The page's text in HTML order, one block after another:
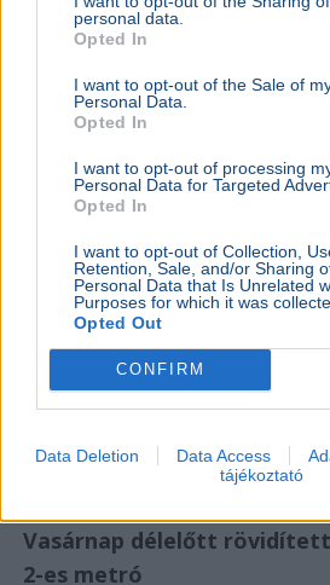
personal data.
Opted In
I want to opt-out of the Sale of
Personal Data.
Opted In
I want to opt-out of processing
Personal Data for Targeted
Opted In
I want to opt-out of Collection,
Retention, Sale, and/or Sharing
Personal Data that Is Unrelated
Purposes for which it was
Opted Out
CONFIRM
Data Deletion Data Access
tájékoztató
Egy férfit korábbi ittas vezetése
kihallgatásra Gödöllőre, ám a
Bővebben...
Vasárnap délelőtt
2-es metró